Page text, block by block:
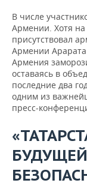
В числе
Армении. Хотя
присутствовал
Армении
Армения
оставаясь в
последние два
одним из
пресс-